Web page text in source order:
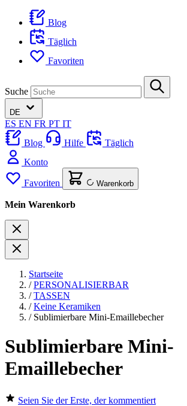
Blog
Täglich
Favoriten
Suche
DE
ES EN FR PT IT
Blog
Hilfe
Täglich
Konto
Favoriten Warenkorb
Mein Warenkorb
Startseite
/ PERSONALISIERBAR
/ TASSEN
/ Keine Keramiken
/ Sublimierbare Mini-Emaillebecher
Sublimierbare Mini-
Emaillebecher
Seien Sie der Erste, der kommentiert